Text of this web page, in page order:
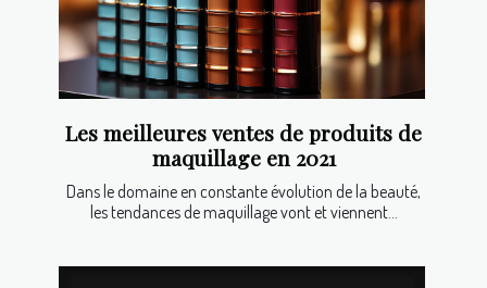
Les meilleures ventes de produits de
maquillage en 2021
Dans le domaine en constante évolution de la beauté,
les tendances de maquillage vont et viennent...